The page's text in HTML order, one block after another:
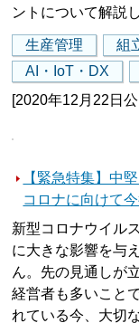
ントについて解説
生産管理 組
AI・IoT・DX
[2020年12月22日公
【緊急特集】中
コロナに向けて
新型コロナウイル
に大きな影響を与
ん。先の見通しが
経営者も多いこと
れている今、大切